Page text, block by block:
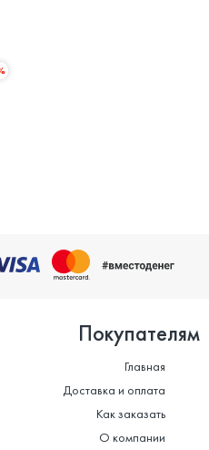
Покупателям
Главная
Доставка и оплата
Как заказать
О компании